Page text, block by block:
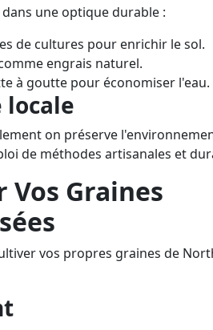
une optique durable :
de cultures pour enrichir le sol.
engrais naturel.
à goutte pour économiser l'eau.
locale
on préserve
de méthodes artisanales et
Vos Graines
vos propres graines de